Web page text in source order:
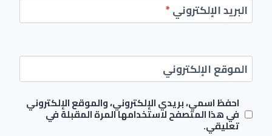
البريد الإلكتروني*
الموقع الإلكتروني
احفظ اسمي، بريدي الإلكتروني، والموقع الإلكتروني
في هذا المتصفح لاستخدامها المرة المقبلة في
تعليقي.